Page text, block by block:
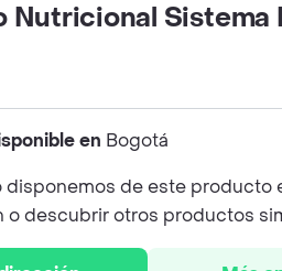
Nutricional Sistema
en Bogotá
disponemos de este producto
o descubrir otros productos